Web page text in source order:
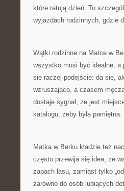
które ratują dzień. To
wyjazdach rodzinnych, gdzie
Wątki rodzinne na Matce w
wszystko musi być idealne, a
się raczej podejście: da się,
wzruszająco, a czasem
dostaje sygnał, że jest
katalogu, żeby była pamiętna.
Matka w Berku kładzie też
często przewija się idea, że
zapach lasu, zamiast tylko
zarówno do osób lubiących